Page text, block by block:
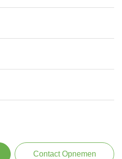
Contact Opnemen